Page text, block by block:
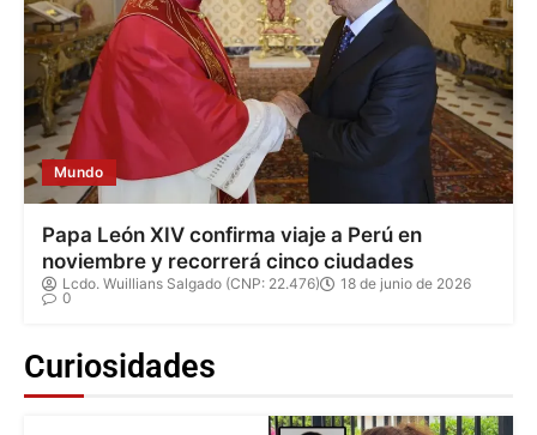
Mundo
Papa León XIV confirma viaje a Perú en
noviembre y recorrerá cinco ciudades
Lcdo. Wuillians Salgado (CNP: 22.476)
18 de junio de 2026
0
Curiosidades